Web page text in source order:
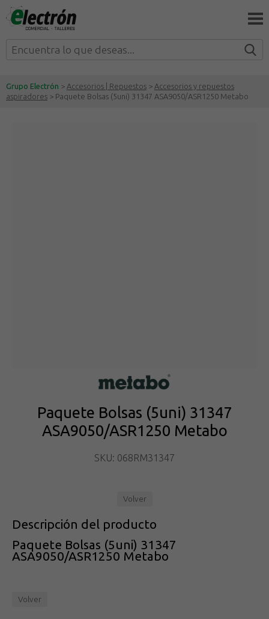
Grupo Electrón > Accesorios | Repuestos > Accesorios y repuestos
aspiradores > Paquete Bolsas (5uni) 31347 ASA9050/ASR1250 Metabo
Paquete Bolsas (5uni) 31347
ASA9050/ASR1250 Metabo
SKU: 068RM31347
Volver
Descripción del producto
Paquete Bolsas (5uni) 31347
ASA9050/ASR1250 Metabo
Volver